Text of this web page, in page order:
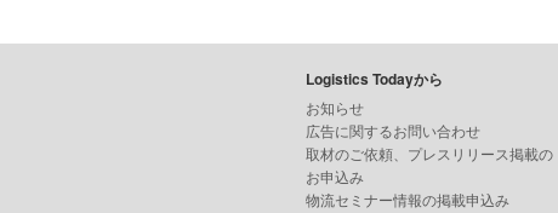
Logistics Todayから
お知らせ
広告に関するお問い合わせ
取材のご依頼、プレスリリース掲載の
お申込み
物流セミナー情報の掲載申込み